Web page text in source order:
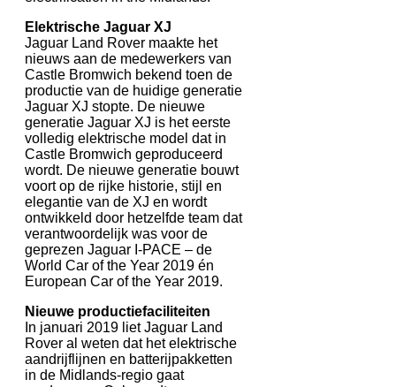
Elektrische Jaguar XJ
Jaguar Land Rover maakte het
nieuws aan de medewerkers van
Castle Bromwich bekend toen de
productie van de huidige generatie
Jaguar XJ stopte. De nieuwe
generatie Jaguar XJ is het eerste
volledig elektrische model dat in
Castle Bromwich geproduceerd
wordt. De nieuwe generatie bouwt
voort op de rijke historie, stijl en
elegantie van de XJ en wordt
ontwikkeld door hetzelfde team dat
verantwoordelijk was voor de
geprezen Jaguar I-PACE – de
World Car of the Year 2019 én
European Car of the Year 2019.
Nieuwe productiefaciliteiten
In januari 2019 liet Jaguar Land
Rover al weten dat het elektrische
aandrijflijnen en batterijpakketten
in de Midlands-regio gaat